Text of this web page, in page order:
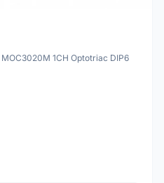
1CH Optotriac DIP6